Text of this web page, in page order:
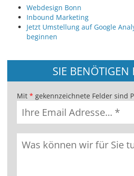
Webdesign Bonn
Inbound Marketing
Jetzt Umstellung auf Google
beginnen
SIE BENÖTIGEN
Mit * gekennzeichnete Felder sind